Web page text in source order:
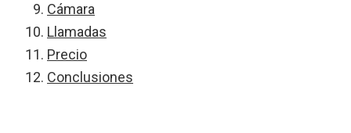
Cámara
Llamadas
Precio
Conclusiones